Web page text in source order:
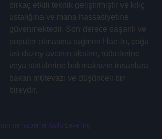
birkaç etkili teknik geliştirmiştir ve kılıç
ustalığına ve mana hassasiyetine
güvenmektedir. Son derece başarılı ve
popüler olmasına rağmen Hae-In, çoğu
üst düzey avcının aksine, rütbelerine
veya statülerine bakmaksızın insanlara
bakan mütevazı ve düşünceli bir
bireydir.
anime haberleri Solo Leveling